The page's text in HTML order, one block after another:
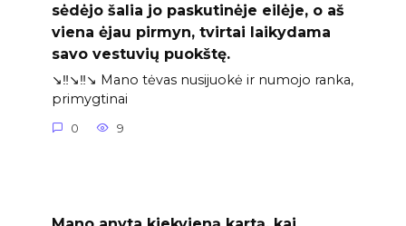
sėdėjo šalia jo paskutinėje eilėje, o aš
viena ėjau pirmyn, tvirtai laikydama
savo vestuvių puokštę.
↘️‼️↘️‼️↘️ Mano tėvas nusijuokė ir numojo ranka,
primygtinai
0 9